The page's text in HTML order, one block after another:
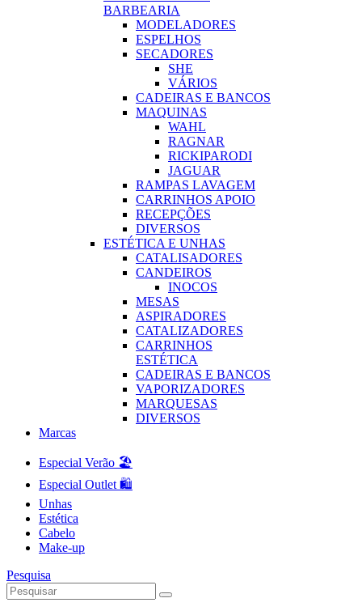
BARBEARIA
MODELADORES
ESPELHOS
SECADORES
SHE
VÁRIOS
CADEIRAS E BANCOS
MAQUINAS
WAHL
RAGNAR
RICKIPARODI
JAGUAR
RAMPAS LAVAGEM
CARRINHOS APOIO
RECEPÇÕES
DIVERSOS
ESTÉTICA E UNHAS
CATALISADORES
CANDEIROS
INOCOS
MESAS
ASPIRADORES
CATALIZADORES
CARRINHOS
ESTÉTICA
CADEIRAS E BANCOS
VAPORIZADORES
MARQUESAS
DIVERSOS
Marcas
Especial Verão 🏖️
Especial Outlet 🛍️
Unhas
Estética
Cabelo
Make-up
Pesquisa